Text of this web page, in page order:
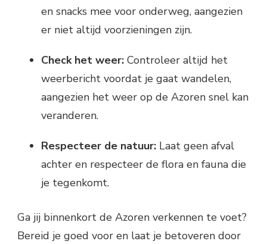
en snacks mee voor onderweg, aangezien
er niet altijd voorzieningen zijn.
Check het weer: Controleer altijd het
weerbericht voordat je gaat wandelen,
aangezien het weer op de Azoren snel kan
veranderen.
Respecteer de natuur: Laat geen afval
achter en respecteer de flora en fauna die
je tegenkomt.
Ga jij binnenkort de Azoren verkennen te voet?
Bereid je goed voor en laat je betoveren door